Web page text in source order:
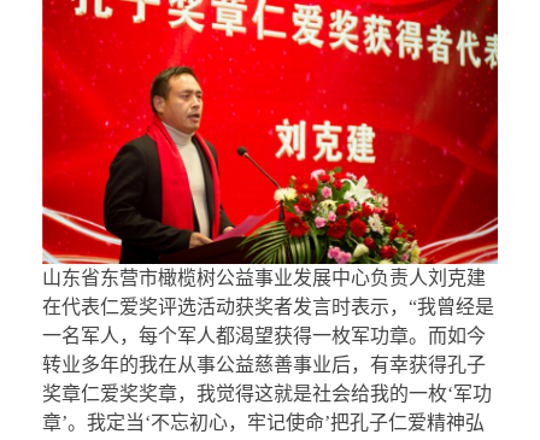
山东省东营市橄榄树公益事业发展中心负责人刘克建
在代表仁爱奖评选活动获奖者发言时表示，“我曾经是
一名军人，每个军人都渴望获得一枚军功章。而如今
转业多年的我在从事公益慈善事业后，有幸获得孔子
奖章仁爱奖奖章，我觉得这就是社会给我的一枚‘军功
章’。我定当‘不忘初心，牢记使命’把孔子仁爱精神弘